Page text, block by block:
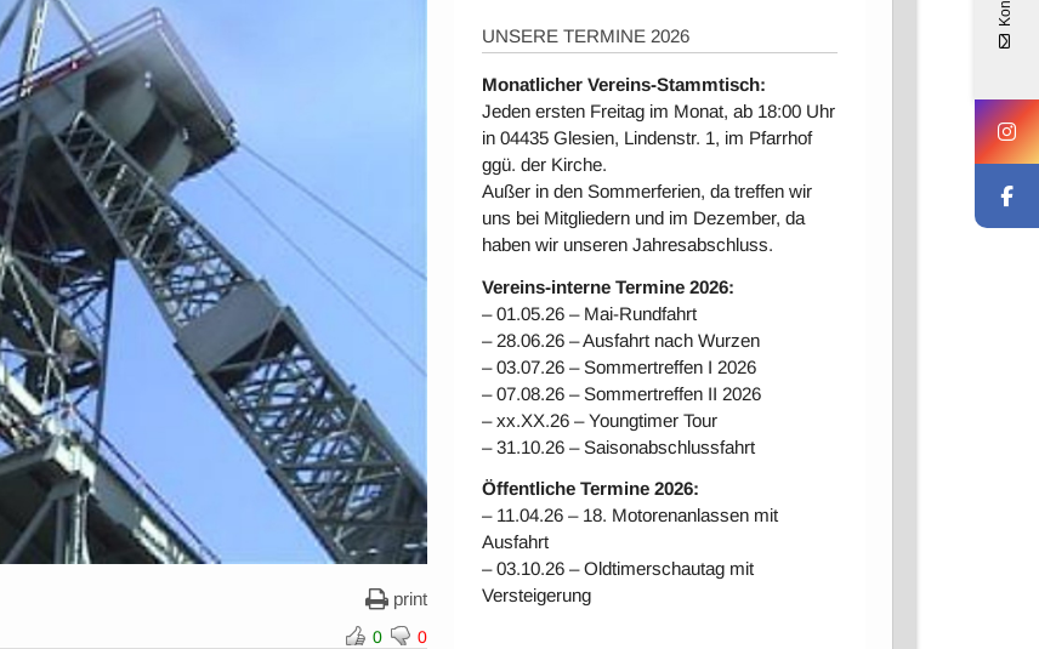
print
0 0
UNSERE TERMINE 2026
Monatlicher Vereins-Stammtisch:
Jeden ersten Freitag im Monat, ab 18:00 Uhr
in 04435 Glesien, Lindenstr. 1, im Pfarrhof
ggü. der Kirche.
Außer in den Sommerferien, da treffen wir
uns bei Mitgliedern und im Dezember, da
haben wir unseren Jahresabschluss.
Vereins-interne Termine 2026:
– 01.05.26 – Mai-Rundfahrt
– 28.06.26 – Ausfahrt nach Wurzen
– 03.07.26 – Sommertreffen I 2026
– 07.08.26 – Sommertreffen II 2026
– xx.XX.26 – Youngtimer Tour
– 31.10.26 – Saisonabschlussfahrt
Öffentliche Termine 2026:
– 11.04.26 – 18. Motorenanlassen mit
Ausfahrt
– 03.10.26 – Oldtimerschautag mit
Versteigerung